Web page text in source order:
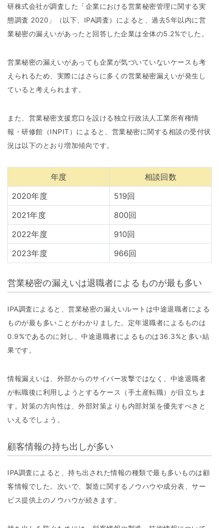
研株式会社が調査した「企業における営業秘密管理に関する実
態調査 2020」（以下、IPA調査）によると、過去5年以内に営
業秘密の漏えいがあったと回答した企業は全体の5.2%でした。
営業秘密の漏えいがあっても企業が気づいていないケースも考
えられるため、実際にはさらに多くの営業秘密漏えいが発生し
ていると考えられます。
また、営業秘密支援窓口を設ける独立行政法人工業所有権情
報・研修館（INPIT）によると、営業秘密に関する相談の受付状
況は以下のとおり増加傾向です。
年度
相談回数
2020年度
519回
2021年度
800回
2022年度
910回
2023年度
966回
営業秘密の漏えいは退職者によるものが最も多い
IPA調査によると、営業秘密の漏えいルートは中途退職者による
ものが最も多いことがわかりました。定年退職者によるものは
0.9%であるのに対し、中途退職者によるものは36.3%と多い結
果です。
情報漏えいは、外部からのサイバー攻撃ではなく、中途退職者
が転職後に利用しようとするケース（手土産転職）が目立ちま
す。対策の方向性は、外部対策よりも内部対策を優先すべきと
いえるでしょう。
顧客情報の持ち出しが多い
IPA調査によると、持ち出された情報の種類で最も多いものは顧
客情報でした。次いで、製造に関するノウハウや成分表、サー
ビス提供上のノウハウが続きます。